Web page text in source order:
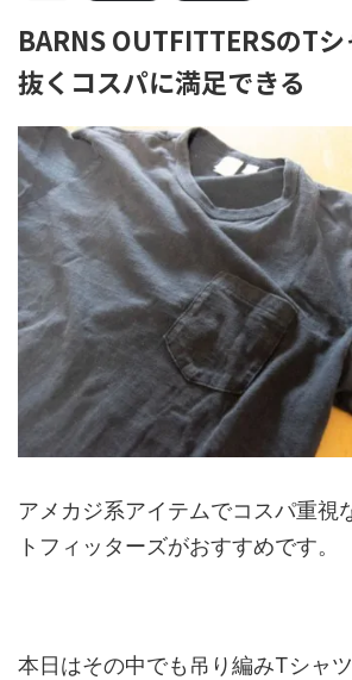
BARNS OUTFITTERSのT
抜くコスパに満足できる
アメカジ系アイテムでコスパ重視
トフィッターズがおすすめです。
本日はその中でも吊り編みTシャ